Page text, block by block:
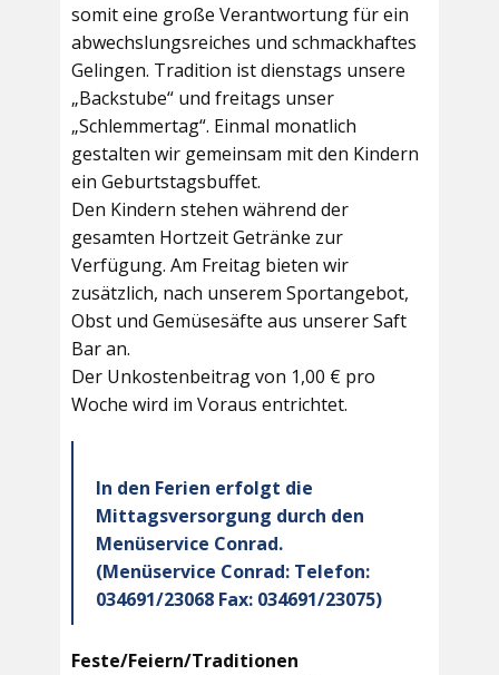
somit eine große Verantwortung für ein
abwechslungsreiches und schmackhaftes
Gelingen. Tradition ist dienstags unsere
„Backstube“ und freitags unser
„Schlemmertag“. Einmal monatlich
gestalten wir gemeinsam mit den Kindern
ein Geburtstagsbuffet.
Den Kindern stehen während der
gesamten Hortzeit Getränke zur
Verfügung. Am Freitag bieten wir
zusätzlich, nach unserem Sportangebot,
Obst und Gemüsesäfte aus unserer Saft
Bar an.
Der Unkostenbeitrag von 1,00 € pro
Woche wird im Voraus entrichtet.
In den Ferien erfolgt die
Mittagsversorgung durch den
Menüservice Conrad.
(Menüservice Conrad: Telefon:
034691/23068 Fax: 034691/23075)
Feste/Feiern/Traditionen